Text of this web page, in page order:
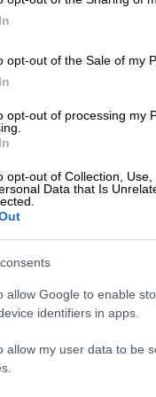
opt-out of the Sale of my
opt-out of processing my
opt-out of Collection,
Data that Is
allow Google to enable
identifiers in apps.
allow my user data to be
«γιατρός
έπαιρνα
μου για να
Μοχάμεντ
τελευταία